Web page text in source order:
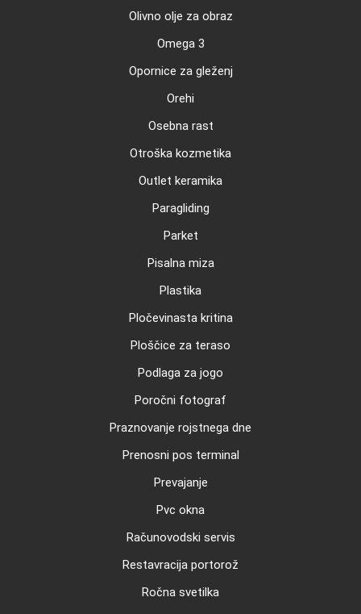
Olivno olje za obraz
Omega 3
Opornice za gleženj
Orehi
Osebna rast
Otroška kozmetika
Outlet keramika
Paragliding
Parket
Pisalna miza
Plastika
Pločevinasta kritina
Ploščice za teraso
Podlaga za jogo
Poročni fotograf
Praznovanje rojstnega dne
Prenosni pos terminal
Prevajanje
Pvc okna
Računovodski servis
Restavracija portorož
Ročna svetilka